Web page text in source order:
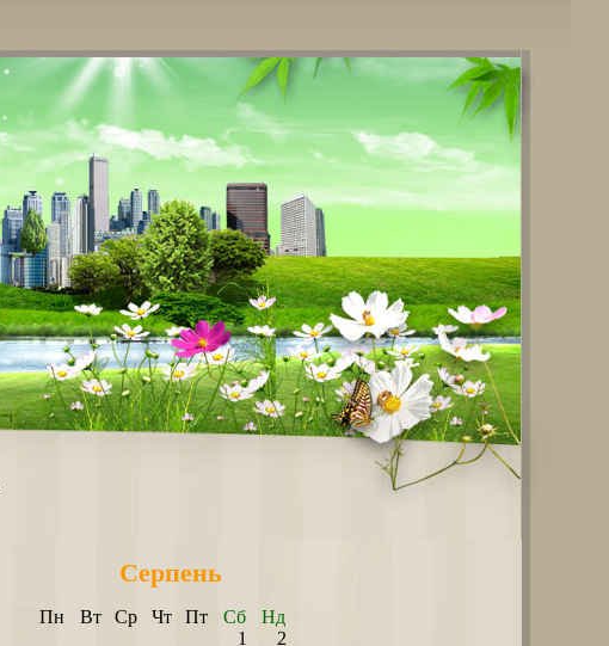
Серпень
Пн Вт Ср Чт Пт Сб
Нд
1
2